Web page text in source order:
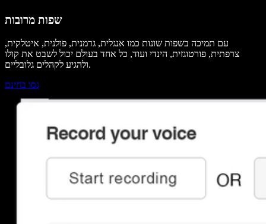
שפות מרובות
עם תמיכה בשפות שונות כמו אנגלית, גרמנית, פולנית, איטלקית,
צרפתית, פורטוגזית, הינדי ועוד, כל אחד בעולם יכול לשבט את קולו
ולהגיע לקהלים גלובליים.
נסו בחינם